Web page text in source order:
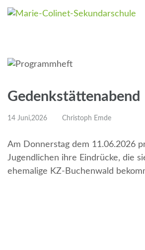
Gedenkstättenabend
14 Juni,2026 Christoph Emde
Am Donnerstag dem 11.06.2026
Jugendlichen ihre Eindrücke, die
ehemalige KZ-Buchenwald